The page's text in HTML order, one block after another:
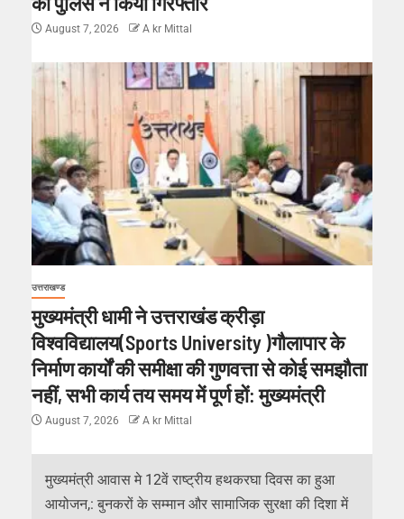
August 7, 2026 A kr Mittal
उत्तराखण्ड
मुख्यमंत्री धामी ने उत्तराखंड क्रीड़ा
विश्वविद्यालय(Sports University )गौलापार के
निर्माण कार्यों की समीक्षा की गुणवत्ता से कोई समझौता
नहीं, सभी कार्य तय समय में पूर्ण हों: मुख्यमंत्री
August 7, 2026 A kr Mittal
मुख्यमंत्री आवास मे 12वें राष्ट्रीय हथकरघा दिवस का हुआ
आयोजन,: बुनकरों के सम्मान और सामाजिक सुरक्षा की दिशा में